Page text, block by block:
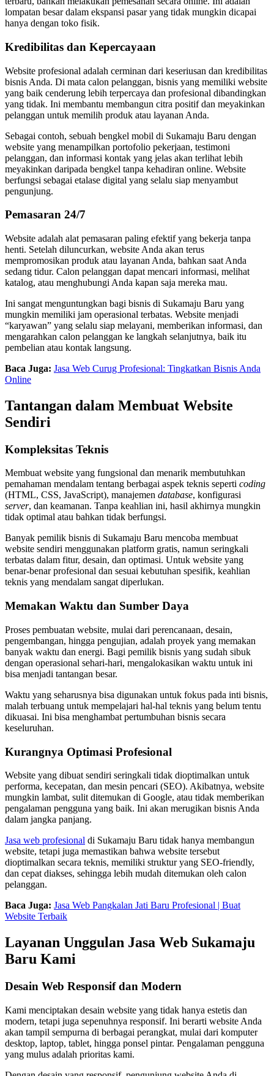
lompatan besar dalam ekspansi pasar yang tidak mungkin dicapai
hanya dengan toko fisik.
Kredibilitas dan Kepercayaan
Website profesional adalah cerminan dari keseriusan dan kredibilitas
bisnis Anda. Di mata calon pelanggan, bisnis yang memiliki website
yang baik cenderung lebih terpercaya dan profesional dibandingkan
yang tidak. Ini membantu membangun citra positif dan meyakinkan
pelanggan untuk memilih produk atau layanan Anda.
Sebagai contoh, sebuah bengkel mobil di Sukamaju Baru dengan
website yang menampilkan portofolio pekerjaan, testimoni
pelanggan, dan informasi kontak yang jelas akan terlihat lebih
meyakinkan daripada bengkel tanpa kehadiran online. Website
berfungsi sebagai etalase digital yang selalu siap menyambut
pengunjung.
Pemasaran 24/7
Website adalah alat pemasaran paling efektif yang bekerja tanpa
henti. Setelah diluncurkan, website Anda akan terus
mempromosikan produk atau layanan Anda, bahkan saat Anda
sedang tidur. Calon pelanggan dapat mencari informasi, melihat
katalog, atau menghubungi Anda kapan saja mereka mau.
Ini sangat menguntungkan bagi bisnis di Sukamaju Baru yang
mungkin memiliki jam operasional terbatas. Website menjadi
“karyawan” yang selalu siap melayani, memberikan informasi, dan
mengarahkan calon pelanggan ke langkah selanjutnya, baik itu
pembelian atau kontak langsung.
Baca Juga: Jasa Web Curug Profesional: Tingkatkan Bisnis Anda
Online
Tantangan dalam Membuat Website
Sendiri
Kompleksitas Teknis
Membuat website yang fungsional dan menarik membutuhkan
pemahaman mendalam tentang berbagai aspek teknis seperti coding
(HTML, CSS, JavaScript), manajemen database, konfigurasi
server, dan keamanan. Tanpa keahlian ini, hasil akhirnya mungkin
tidak optimal atau bahkan tidak berfungsi.
Banyak pemilik bisnis di Sukamaju Baru mencoba membuat
website sendiri menggunakan platform gratis, namun seringkali
terbatas dalam fitur, desain, dan optimasi. Untuk website yang
benar-benar profesional dan sesuai kebutuhan spesifik, keahlian
teknis yang mendalam sangat diperlukan.
Memakan Waktu dan Sumber Daya
Proses pembuatan website, mulai dari perencanaan, desain,
pengembangan, hingga pengujian, adalah proyek yang memakan
banyak waktu dan energi. Bagi pemilik bisnis yang sudah sibuk
dengan operasional sehari-hari, mengalokasikan waktu untuk ini
bisa menjadi tantangan besar.
Waktu yang seharusnya bisa digunakan untuk fokus pada inti bisnis,
malah terbuang untuk mempelajari hal-hal teknis yang belum tentu
dikuasai. Ini bisa menghambat pertumbuhan bisnis secara
keseluruhan.
Kurangnya Optimasi Profesional
Website yang dibuat sendiri seringkali tidak dioptimalkan untuk
performa, kecepatan, dan mesin pencari (SEO). Akibatnya, website
mungkin lambat, sulit ditemukan di Google, atau tidak memberikan
pengalaman pengguna yang baik. Ini akan merugikan bisnis Anda
dalam jangka panjang.
Jasa web profesional di Sukamaju Baru tidak hanya membangun
website, tetapi juga memastikan bahwa website tersebut
dioptimalkan secara teknis, memiliki struktur yang SEO-friendly,
dan cepat diakses, sehingga lebih mudah ditemukan oleh calon
pelanggan.
Baca Juga: Jasa Web Pangkalan Jati Baru Profesional | Buat
Website Terbaik
Layanan Unggulan Jasa Web Sukamaju
Baru Kami
Desain Web Responsif dan Modern
Kami menciptakan desain website yang tidak hanya estetis dan
modern, tetapi juga sepenuhnya responsif. Ini berarti website Anda
akan tampil sempurna di berbagai perangkat, mulai dari komputer
desktop, laptop, tablet, hingga ponsel pintar. Pengalaman pengguna
yang mulus adalah prioritas kami.